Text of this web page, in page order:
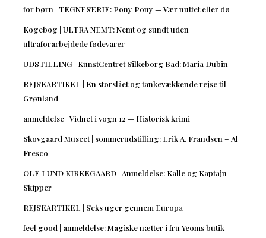
for børn | TEGNESERIE: Pony Pony — Vær nuttet eller dø
Kogebog | ULTRA NEMT: Nemt og sundt uden
ultraforarbejdede fødevarer
UDSTILLING | KunstCentret Silkeborg Bad: Maria Dubin
REJSEARTIKEL | En storslået og tankevækkende rejse til
Grønland
anmeldelse | Vidnet i vogn 12 — Historisk krimi
Skovgaard Museet | sommerudstilling: Erik A. Frandsen – Al
Fresco
OLE LUND KIRKEGAARD | Anmeldelse: Kalle og Kaptajn
Skipper
REJSEARTIKEL | Seks uger gennem Europa
feel good | anmeldelse: Magiske nætter i fru Yeoms butik